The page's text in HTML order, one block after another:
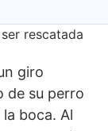
giro
de su perro
boca. Al